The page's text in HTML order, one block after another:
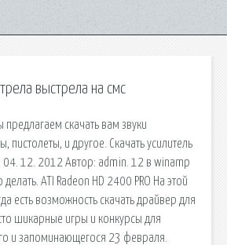
выстрела на смс
скачать вам звуки
пистолеты, и другое. Скачать усилитель
04. 12. 2012 Автор: admin. 12 в winamp
делать. ATI Radeon HD 2400 PRO На этой
есть возможность скачать драйвер для
шикарные игры и конкурсы для
и запоминающегося 23 февраля.